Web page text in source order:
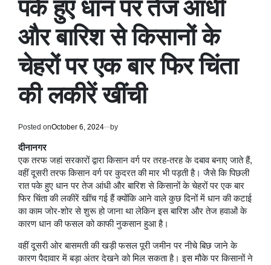
पके हुए धान पर तेज आंधी
और बारिश से किसानों के
चेहरों पर एक बार फिर चिंता
की लकीरें खींची
Posted onOctober 6, 2024 by
दीनानगर
एक तरफ जहां सरकारों द्वारा किसान वर्ग पर तरह-तरह के दबाव बनाए जाते हैं,
वहीं दूसरी तरफ किसान वर्ग पर कुदरत की मार भी पड़ती है। जैसे कि पिछली
रात पके हुए धान पर तेज आंधी और बारिश से किसानों के चेहरों पर एक बार
फिर चिंता की लकीरें खींच गई हैं क्योंकि आने वाले कुछ दिनों में धान की कटाई
का काम जोर-शोर से शुरू हो जाना था लेकिन इस बारिश और तेज हवाओं के
कारण धान की फसल को काफी नुकसान हुआ है।
वहीं दूसरी ओर बासमती की खड़ी फसल पूरी जमीन पर नीचे बिछ जाने के
कारण पैदावार में बड़ा अंतर देखने को मिल सकता है। इस मौके पर किसानों ने